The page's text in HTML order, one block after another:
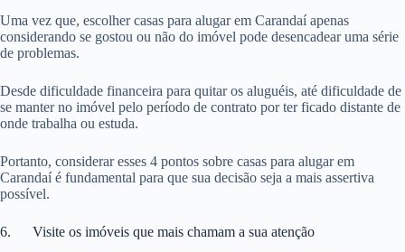
Uma vez que, escolher casas para alugar em Carandaí apenas
considerando se gostou ou não do imóvel pode desencadear uma série
de problemas.
Desde dificuldade financeira para quitar os aluguéis, até dificuldade de
se manter no imóvel pelo período de contrato por ter ficado distante de
onde trabalha ou estuda.
Portanto, considerar esses 4 pontos sobre casas para alugar em
Carandaí é fundamental para que sua decisão seja a mais assertiva
possível.
6. Visite os imóveis que mais chamam a sua atenção